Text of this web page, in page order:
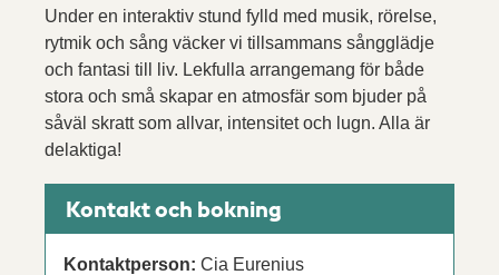
Under en interaktiv stund fylld med musik, rörelse,
rytmik och sång väcker vi tillsammans sångglädje
och fantasi till liv. Lekfulla arrangemang för både
stora och små skapar en atmosfär som bjuder på
såväl skratt som allvar, intensitet och lugn. Alla är
delaktiga!
Kontakt och bokning
Kontaktperson: Cia Eurenius